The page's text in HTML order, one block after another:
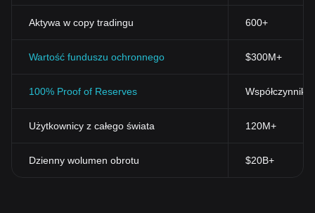
Aktywa w copy tradingu 600+
Wartość funduszu ochronnego $300M+
100% Proof of Reserves Współczynnik
Użytkownicy z całego świata 120M+
Dzienny wolumen obrotu $20B+